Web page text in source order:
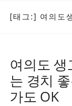
[태그:] 여의도
여의도 생
는 경치
가도 OK